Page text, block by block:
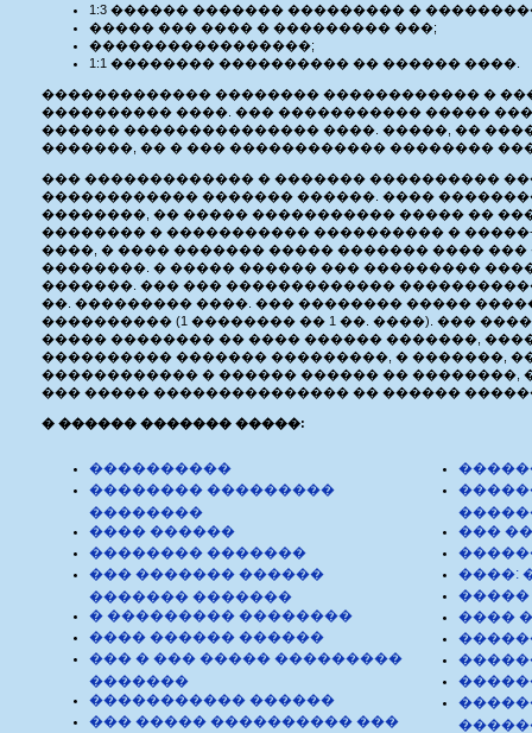
1:3 ������ ������� ��������� �
����� ��� ���� � ��������� ���;
�����������������;
1:1 �������� ���������� �� ������ ����.
������������� �������� ������������ �
���������� ����. ��� ����������� �����
������ ��������������� ����. �����, ��
�������, �� � ��� ������������ ��������
��� ������������� � ������� ����������
������������ ������� ������. ����
��������, �� ����� ����������� ����� ��
�������� � ����������� ���������� �
����, � ���� ������� ����� ������� ����
��������. � ����� ������ ��� ���������
�������. ��� ��� �������������
��. ��������� ����. ��� �������� �����
���������� (1 �������� �� 1 ��. ����). ���
����� �������� �� ���� ������ �������,
���������� ������� ���������, � �������,
������������ � ������ ������ �� ��������,
��� ����� ��������������� �� ������
� ������ ������� �����:
����������
�������� ���������
��������
���� ������
�������� �������
��� ������� ������
������� �������
� ��������� ��������
���� ������ ������
��� � ��� ����� ���������
�������
����������� ������
��� ����� ���������� ���
���
����:
�����
����